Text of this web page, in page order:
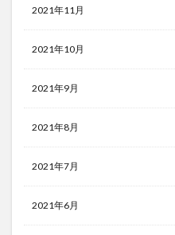
2021年11月
2021年10月
2021年9月
2021年8月
2021年7月
2021年6月